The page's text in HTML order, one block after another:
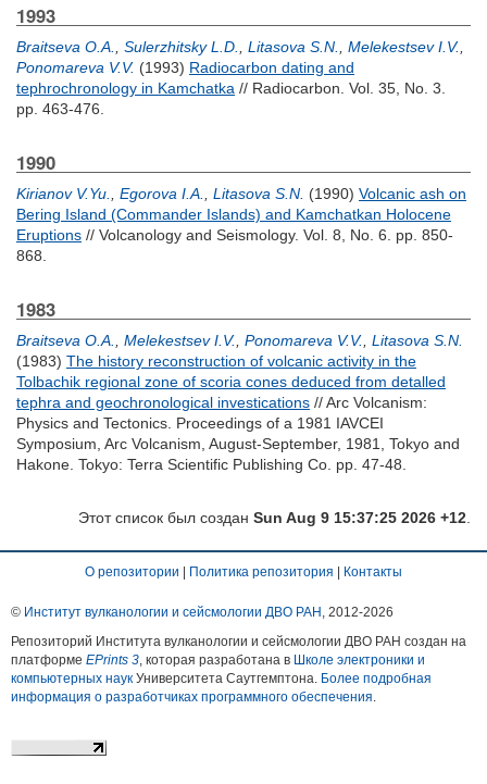
1993
Braitseva O.A. Sulerzhitsky L.D. Litasova S.N. Melekestsev I.V.
Ponomareva V.V. (1993) Radiocarbon dating and
tephrochronology in Kamchatka // Radiocarbon. Vol. 35, No. 3.
pp. 463-476.
1990
Kirianov V.Yu. Egorova I.A. Litasova S.N. (1990) Volcanic ash on
Bering Island (Commander Islands) and Kamchatkan Holocene
Eruptions // Volcanology and Seismology. Vol. 8, No. 6. pp. 850-
868.
1983
Braitseva O.A. Melekestsev I.V. Ponomareva V.V. Litasova S.N.
(1983) The history reconstruction of volcanic activity in the
Tolbachik regional zone of scoria cones deduced from detalled
tephra and geochronological investications // Arc Volcanism:
Physics and Tectonics. Proceedings of a 1981 IAVCEI
Symposium, Arc Volcanism, August-September, 1981, Tokyo and
Hakone. Tokyo: Terra Scientific Publishing Co. pp. 47-48.
Этот список был создан Sun Aug 9 15:37:25 2026 +12
О репозитории Политика репозитория Контакты
© Институт вулканологии и сейсмологии ДВО РАН , 2012-2026
Репозиторий Института вулканологии и сейсмологии ДВО РАН создан на
платформе EPrints 3, которая разработана в Школе электроники и
компьютерных наук Университета Саутгемптона. Более подробная
информация о разработчиках программного обеспечения.